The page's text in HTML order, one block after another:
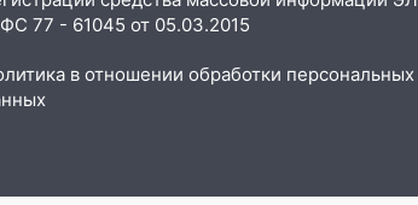
77 - 61045 от 05.03.2015
в отношении обработки персональных